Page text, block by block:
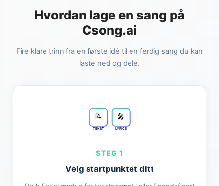
Hvordan lage en sang på
Csong.ai
Fire klare trinn fra en første idé til en ferdig sang du kan
laste ned og dele.
📝
TEKST
🎤
LYRICS
⚡
STEG 1
Velg startpunktet ditt